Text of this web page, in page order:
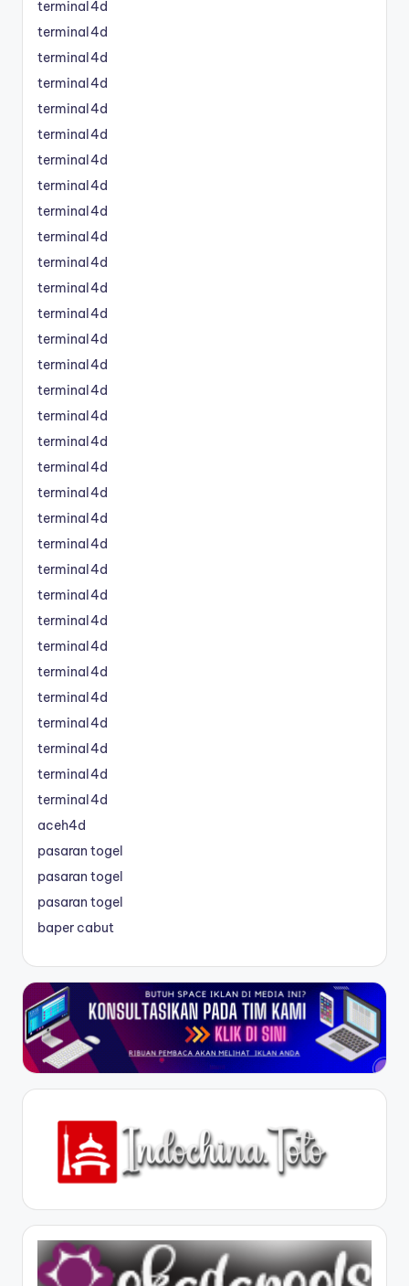
terminal4d
terminal4d
terminal4d
terminal4d
terminal4d
terminal4d
terminal4d
terminal4d
terminal4d
terminal4d
terminal4d
terminal4d
terminal4d
terminal4d
terminal4d
terminal4d
terminal4d
terminal4d
terminal4d
terminal4d
terminal4d
terminal4d
terminal4d
terminal4d
terminal4d
terminal4d
terminal4d
terminal4d
terminal4d
terminal4d
terminal4d
terminal4d
aceh4d
pasaran togel
pasaran togel
pasaran togel
baper cabut